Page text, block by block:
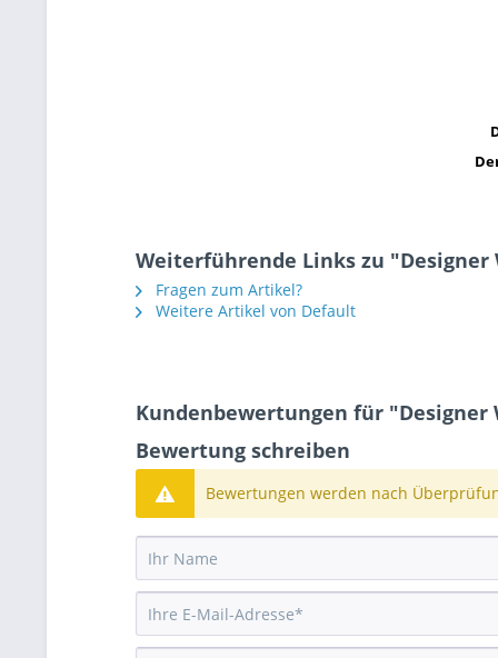
Weiterführende Links zu
Fragen zum Artikel?
Weitere Artikel von Default
Kundenbewertungen für "Designer
Bewertung schreiben
Bewertungen werden nach